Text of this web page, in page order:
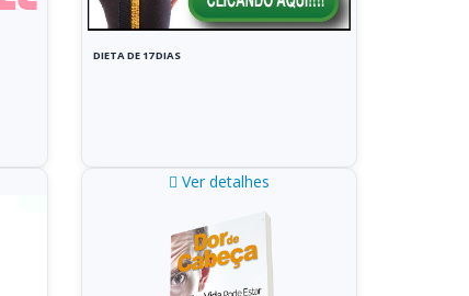
DIETA DE 17 DIAS
Ver detalhes